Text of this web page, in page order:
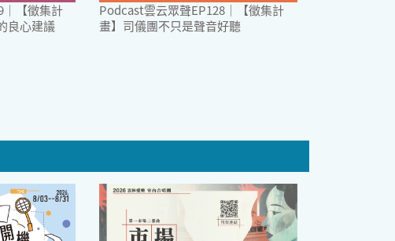
【徵集計
良心建議
Podcast雲云眾聲EP128｜【徵集計
畫】司儀團不只是聲音好聽